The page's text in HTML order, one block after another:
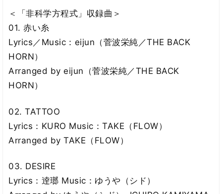
＜「非科学方程式」収録曲＞
01. 赤い糸
Lyrics／Music：eijun（菅波栄純／THE BACK
HORN）
Arranged by eijun（菅波栄純／THE BACK
HORN）
02. TATTOO
Lyrics：KURO Music：TAKE（FLOW）
Arranged by TAKE（FLOW）
03. DESIRE
Lyrics：逹瑯 Music：ゆうや（シド）